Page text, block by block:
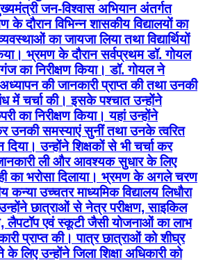
जन-विश्वास अभियान अंतर्गत
दौरान विभिन्न शासकीय विद्यालयों का
का जायजा लिया तथा विद्यार्थियों
भ्रमण के दौरान सर्वप्रथम डॉ. गोयल
का निरीक्षण किया। डॉ. गोयल ने
अध्यापन की जानकारी प्राप्त की तथा उनकी
में चर्चा की। इसके पश्चात उन्होंने
का निरीक्षण किया। यहां उन्होंने
उनकी समस्याएं सुनीं तथा उनके त्वरित
उन्होंने शिक्षकों से भी चर्चा कर
ली और आवश्यक सुधार के लिए
का भरोसा दिलाया। भ्रमण के अगले चरण
उच्चतर माध्यमिक विद्यालय लिधौरा
छात्राओं से नेत्र परीक्षण, साइकिल
लैपटॉप एवं स्कूटी जैसी योजनाओं का लाभ
प्राप्त की। पात्र छात्राओं को शीघ्र
लिए उन्होंने जिला शिक्षा अधिकारी को